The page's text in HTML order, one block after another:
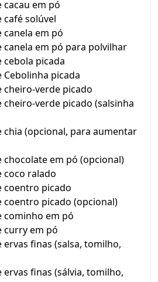
cacau em pó
café solúvel
canela em pó
canela em pó para polvilhar
cebola picada
Cebolinha picada
cheiro-verde picado
cheiro-verde picado (salsinha
chia (opcional, para aumentar
chocolate em pó (opcional)
coco ralado
coentro picado
coentro picado (opcional)
cominho em pó
curry em pó
ervas finas (salsa, tomilho,
ervas finas (sálvia, tomilho,